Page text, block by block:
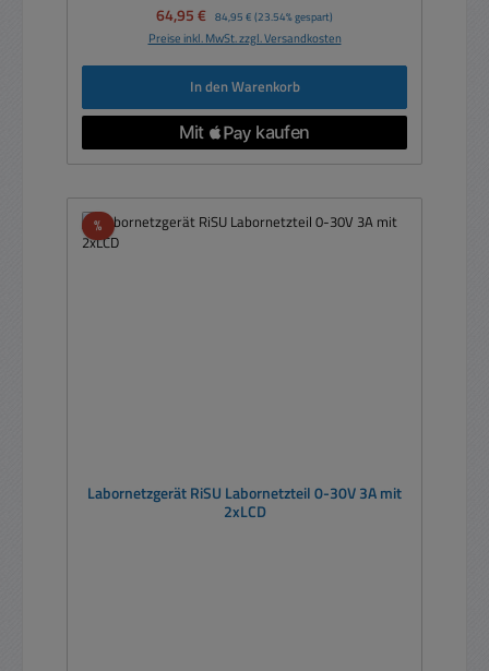
Verkaufspreis:
64,95 € Regulärer Preis:
84,95 € (23.54% gespart)
Preise inkl. MwSt. zzgl. Versandkosten
In den Warenkorb
%Rabatt
Labornetzgerät RiSU Labornetzteil 0-30V 3A mit
2xLCD